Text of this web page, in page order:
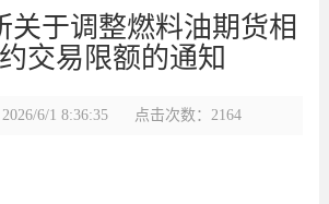
关于调整燃料油期货相
交易限额的通知
6/1 8:36:35 点击次数：2164